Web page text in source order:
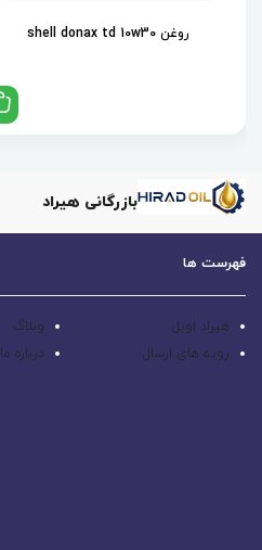
روغن shell donax td 10w30
بازرگانی هیراد
فهرست ها
هیراد اویل وبلاگ
رویه های ارسال
درباره ما